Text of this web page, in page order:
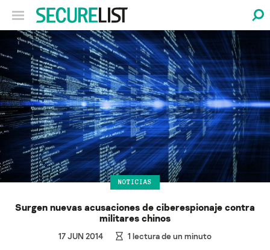
NOTICIAS
Surgen nuevas acusaciones de ciberespionaje contra
militares chinos
17 JUN 2014 1 lectura de un minuto